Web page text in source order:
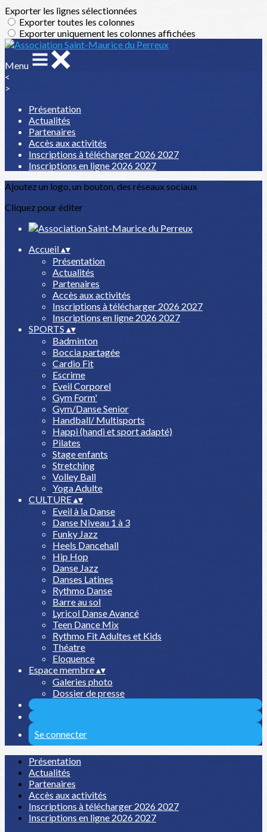
Exporter les lignes sélectionnées
Exporter toutes les colonnes
Exporter uniquement les colonnes affichées
Menu
<
>
Présentation
Actualités
Partenaires
Accès aux activités
Inscriptions à télécharger 2026 2027
Inscriptions en ligne 2026 2027
Ajoutez un logo, un bouton, des réseaux sociaux
Cliquez pour éditer
Accueil▴▾
Présentation
Actualités
Partenaires
Accès aux activités
Inscriptions à télécharger 2026 2027
Inscriptions en ligne 2026 2027
SPORTS▴▾
Badminton
Boccia partagée
Cardio Fit
Escrime
Eveil Corporel
Gym Form'
Gym/Danse Senior
Handball/ Multisports
Happi (handi et sport adapté)
Pilates
Stage enfants
Stretching
Volley Ball
Yoga Adulte
CULTURE▴▾
Eveil à la Danse
Danse Niveau 1 à 3
Funky Jazz
Heels Dancehall
Hip Hop
Danse Jazz
Danses Latines
Rythmo Danse
Barre au sol
Lyricol Danse Avancé
Teen Dance Mix
Rythmo Fit Adultes et Kids
Théatre
Eloquence
Espace membre▴▾
Galeries photo
Dossier de presse
Se connecter
Présentation
Actualités
Partenaires
Accès aux activités
Inscriptions à télécharger 2026 2027
Inscriptions en ligne 2026 2027